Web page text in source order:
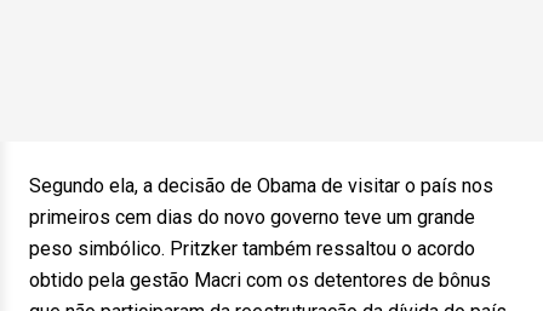
Segundo ela, a decisão de Obama de visitar o país nos
primeiros cem dias do novo governo teve um grande
peso simbólico. Pritzker também ressaltou o acordo
obtido pela gestão Macri com os detentores de bônus